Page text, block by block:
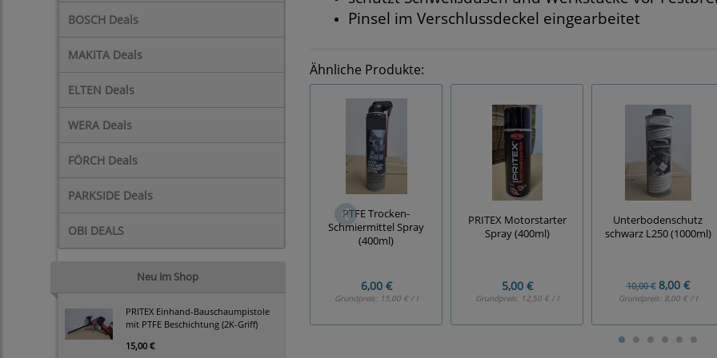
BOSCH Deals
MAKITA Deals
ELTEN Deals
WERA Deals
FÖRCH Deals
PARKSIDE Deals
OBI DEALS
Neu im Shop
PRITEX Einhand-Bauschaumpistole
mit PTFE Beschichtung (2K-Griff)
15,00 €
Pinsel im Verschlussdeckel eingearbeitet
Ähnliche Produkte:
PTFE Trocken-
Schmiermittel Spray
(400ml)
6,00 €
Grundpreis: 15,00 € / l
PRITEX Motorstarter
Spray (400ml)
5,00 €
Grundpreis: 12,50 € / l
Unterbodenschutz
schwarz L250 (1000ml)
10,00 €8,00 €
Grundpreis: 8,00 € / l